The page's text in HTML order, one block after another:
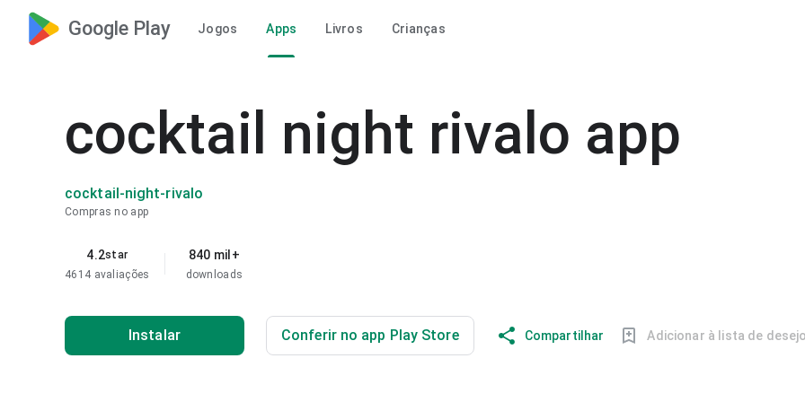
Google Play Jogos Apps Livros Crianças
cocktail night rivalo app
cocktail-night-rivalo
Compras no app
4.2star
4614 avaliações
840 mil+
downloads
Instalar Conferir no app Play Store Compartilhar Adicionar à lista de